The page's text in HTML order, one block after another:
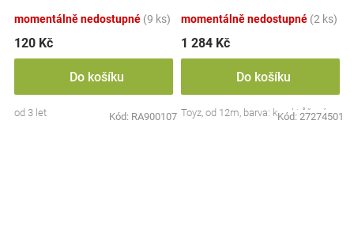
momentálně nedostupné (9 ks)
120 Kč
Do košíku
od 3 let Kód: RA900107
momentálně nedostupné (2 ks)
1 284 Kč
Do košíku
Toyz, od 12m, barva: koral/růžová
Kód: 27274501